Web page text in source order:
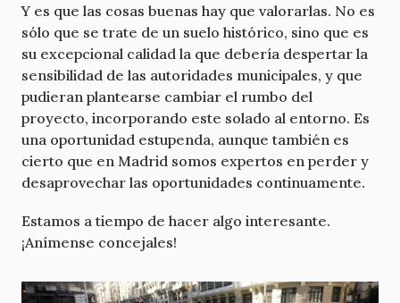
Y es que las cosas buenas hay que valorarlas. No es
sólo que se trate de un suelo histórico, sino que es
su excepcional calidad la que debería despertar la
sensibilidad de las autoridades municipales, y que
pudieran plantearse cambiar el rumbo del
proyecto, incorporando este solado al entorno. Es
una oportunidad estupenda, aunque también es
cierto que en Madrid somos expertos en perder y
desaprovechar las oportunidades continuamente.
Estamos a tiempo de hacer algo interesante.
¡Anímense concejales!